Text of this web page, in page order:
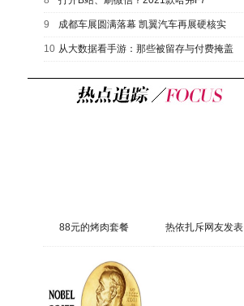
9 成都车展圆满落幕 凯翼汽车再展硬核实
10 从大数据看手游：那些被留存与付费掩盖
88元的烤肉套餐 热依扎斥网友发表